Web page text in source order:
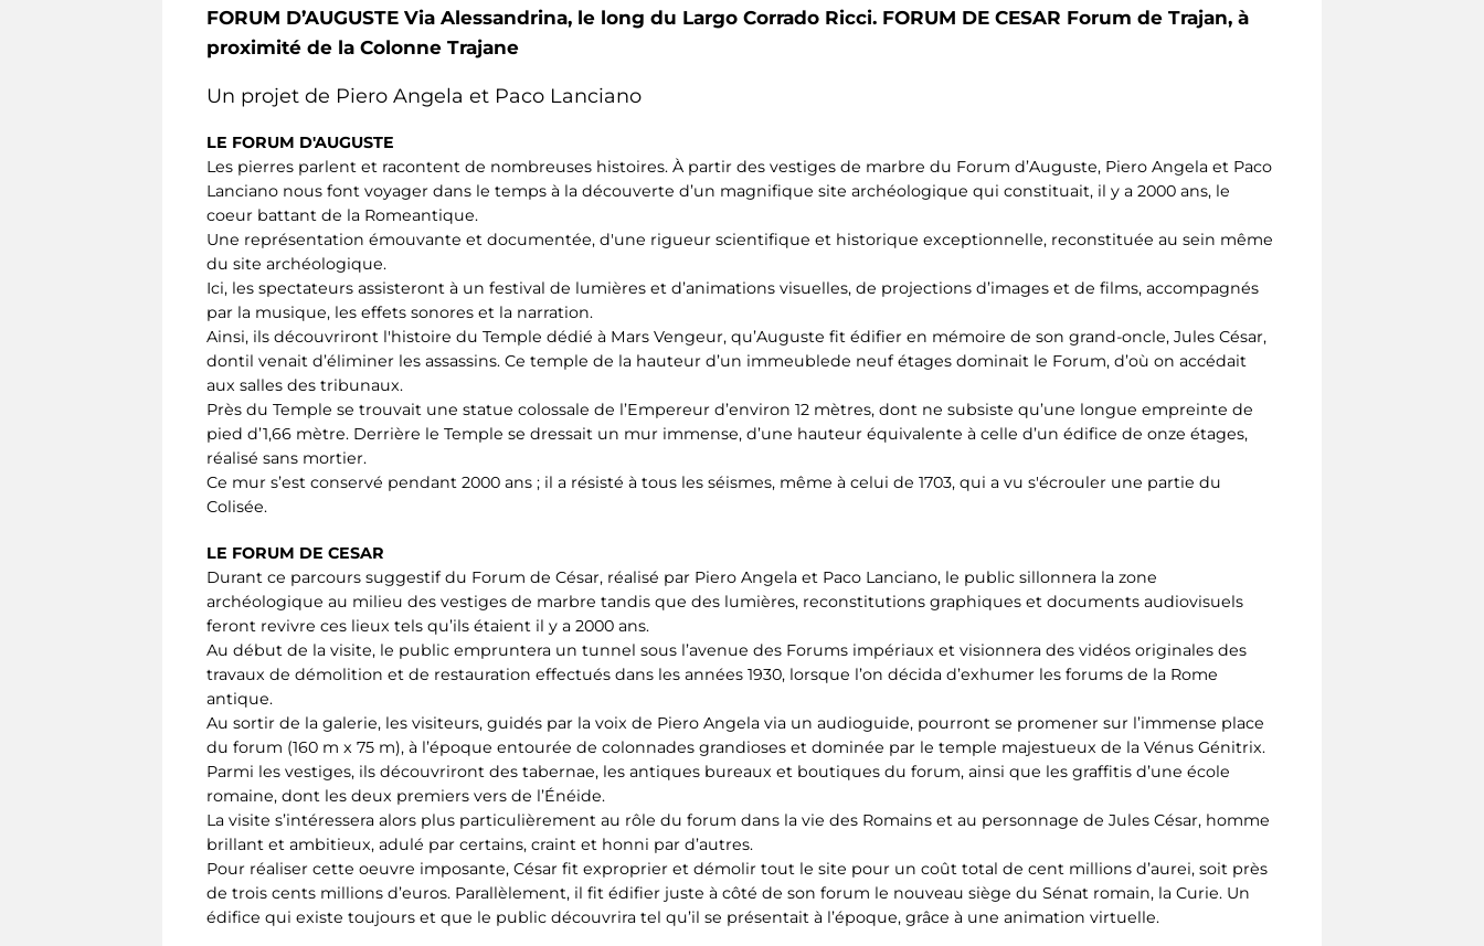
FORUM D’AUGUSTE Via Alessandrina, le long du Largo Corrado Ricci. FORUM DE CESAR Forum de Trajan, à
proximité de la Colonne Trajane
Un projet de Piero Angela et Paco Lanciano
LE FORUM D'AUGUSTE
Les pierres parlent et racontent de nombreuses histoires. À partir des vestiges de marbre du Forum d’Auguste, Piero Angela et Paco
Lanciano nous font voyager dans le temps à la découverte d’un magnifique site archéologique qui constituait, il y a 2000 ans, le
coeur battant de la Romeantique.
Une représentation émouvante et documentée, d'une rigueur scientifique et historique exceptionnelle, reconstituée au sein même
du site archéologique.
Ici, les spectateurs assisteront à un festival de lumières et d’animations visuelles, de projections d’images et de films, accompagnés
par la musique, les effets sonores et la narration.
Ainsi, ils découvriront l'histoire du Temple dédié à Mars Vengeur, qu’Auguste fit édifier en mémoire de son grand-oncle, Jules César,
dontil venait d’éliminer les assassins. Ce temple de la hauteur d’un immeublede neuf étages dominait le Forum, d’où on accédait
aux salles des tribunaux.
Près du Temple se trouvait une statue colossale de l’Empereur d’environ 12 mètres, dont ne subsiste qu’une longue empreinte de
pied d’1,66 mètre. Derrière le Temple se dressait un mur immense, d’une hauteur équivalente à celle d’un édifice de onze étages,
réalisé sans mortier.
Ce mur s’est conservé pendant 2000 ans ; il a résisté à tous les séismes, même à celui de 1703, qui a vu s'écrouler une partie du
Colisée.
LE FORUM DE CESAR
Durant ce parcours suggestif du Forum de César, réalisé par Piero Angela et Paco Lanciano, le public sillonnera la zone
archéologique au milieu des vestiges de marbre tandis que des lumières, reconstitutions graphiques et documents audiovisuels
feront revivre ces lieux tels qu’ils étaient il y a 2000 ans.
Au début de la visite, le public empruntera un tunnel sous l’avenue des Forums impériaux et visionnera des vidéos originales des
travaux de démolition et de restauration effectués dans les années 1930, lorsque l’on décida d’exhumer les forums de la Rome
antique.
Au sortir de la galerie, les visiteurs, guidés par la voix de Piero Angela via un audioguide, pourront se promener sur l’immense place
du forum (160 m x 75 m), à l’époque entourée de colonnades grandioses et dominée par le temple majestueux de la Vénus Génitrix.
Parmi les vestiges, ils découvriront des tabernae, les antiques bureaux et boutiques du forum, ainsi que les graffitis d’une école
romaine, dont les deux premiers vers de l’Énéide.
La visite s’intéressera alors plus particulièrement au rôle du forum dans la vie des Romains et au personnage de Jules César, homme
brillant et ambitieux, adulé par certains, craint et honni par d’autres.
Pour réaliser cette oeuvre imposante, César fit exproprier et démolir tout le site pour un coût total de cent millions d’aurei, soit près
de trois cents millions d’euros. Parallèlement, il fit édifier juste à côté de son forum le nouveau siège du Sénat romain, la Curie. Un
édifice qui existe toujours et que le public découvrira tel qu’il se présentait à l’époque, grâce à une animation virtuelle.